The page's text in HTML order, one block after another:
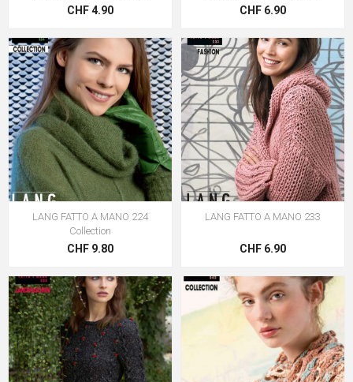
CHF 4.90 CHF 6.90
LANG FATTO A MANO 224
Collection
CHF 9.80
LANG FATTO A MANO 233
CHF 6.90